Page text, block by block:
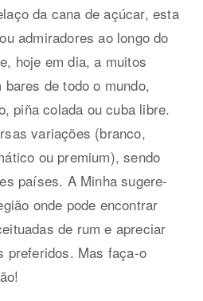
da cana de açúcar, esta
admiradores ao longo do
hoje em dia, a muitos
de todo o mundo,
piña colada ou cuba libre.
variações (branco,
ou premium), sendo
países. A Minha sugere-
onde pode encontrar
de rum e apreciar
preferidos. Mas faça-o